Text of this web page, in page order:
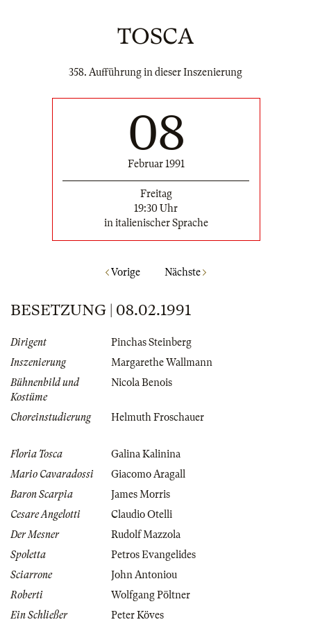
TOSCA
358. Aufführung in dieser Inszenierung
08
Februar 1991
Freitag
19:30 Uhr
in italienischer Sprache
Vorige Nächste
BESETZUNG | 08.02.1991
Dirigent
Pinchas Steinberg
Inszenierung
Margarethe Wallmann
Bühnenbild und
Kostüme
Nicola Benois
Choreinstudierung Helmuth Froschauer
Floria Tosca
Galina Kalinina
Mario Cavaradossi
Giacomo Aragall
Baron Scarpia
James Morris
Cesare Angelotti
Claudio Otelli
Der Mesner
Rudolf Mazzola
Spoletta
Petros Evangelides
Sciarrone
John Antoniou
Roberti
Wolfgang Pöltner
Ein Schließer
Peter Köves